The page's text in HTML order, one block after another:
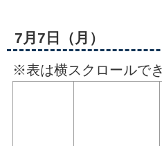
7月7日（月）
※表は横スクロールでき